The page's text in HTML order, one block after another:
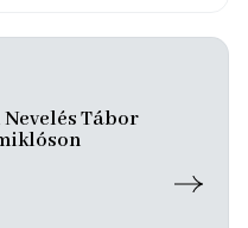
Tábor